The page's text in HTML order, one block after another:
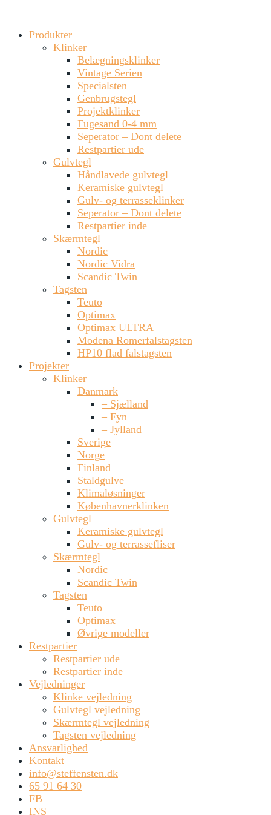
Produkter
Klinker
Belægningsklinker
Vintage Serien
Specialsten
Genbrugstegl
Projektklinker
Fugesand 0-4 mm
Seperator – Dont delete
Restpartier ude
Gulvtegl
Håndlavede gulvtegl
Keramiske gulvtegl
Gulv- og terrasseklinker
Seperator – Dont delete
Restpartier inde
Skærmtegl
Nordic
Nordic Vidra
Scandic Twin
Tagsten
Teuto
Optimax
Optimax ULTRA
Modena Romerfalstagsten
HP10 flad falstagsten
Projekter
Klinker
Danmark
– Sjælland
– Fyn
– Jylland
Sverige
Norge
Finland
Staldgulve
Klimaløsninger
Københavnerklinken
Gulvtegl
Keramiske gulvtegl
Gulv- og terrassefliser
Skærmtegl
Nordic
Scandic Twin
Tagsten
Teuto
Optimax
Øvrige modeller
Restpartier
Restpartier ude
Restpartier inde
Vejledninger
Klinke vejledning
Gulvtegl vejledning
Skærmtegl vejledning
Tagsten vejledning
Ansvarlighed
Kontakt
info@steffensten.dk
65 91 64 30
FB
INS